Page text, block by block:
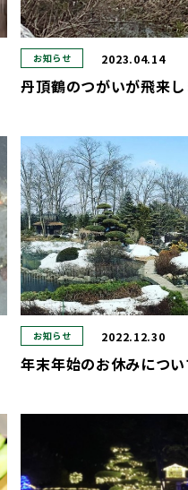
お知らせ 2023.04.14
丹頂鶴のつがいが飛来し
お知らせ 2022.12.30
年末年始のお休みについ